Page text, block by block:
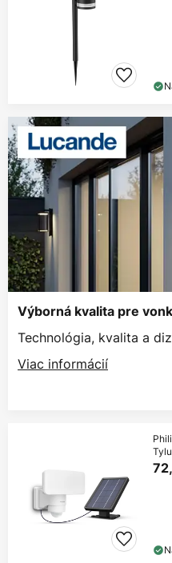
Výborná kvalita pre
Technológia, kvalita a
Viac informácií